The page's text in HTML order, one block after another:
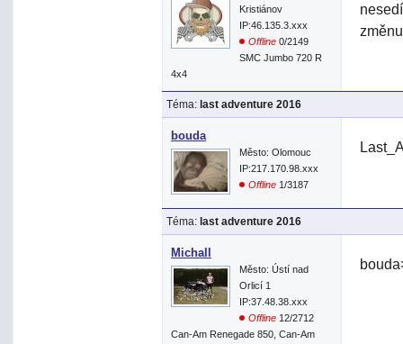
Kristiánov
IP:46.135.3.xxx
Offline 0/2149
SMC Jumbo 720 R
4x4
Téma: last adventure 2016
bouda
Město: Olomouc
IP:217.170.98.xxx
Offline 1/3187
Téma: last adventure 2016
Michall
Město: Ústí nad
Orlicí 1
IP:37.48.38.xxx
Offline 12/2712
Can-Am Renegade 850, Can-Am